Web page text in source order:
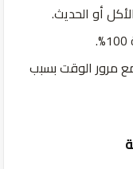
أو الحديث.
مع مرور الوقت بسبب